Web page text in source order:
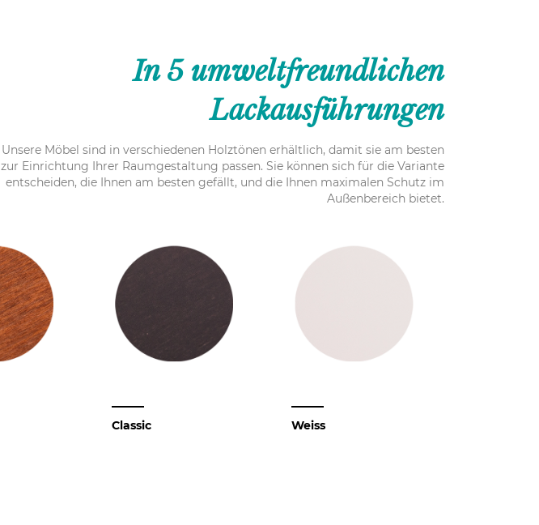
In 5 umweltfreundlichen
Lackausführungen
Unsere Möbel sind in verschiedenen Holztönen erhältlich, damit sie am besten
zur Einrichtung Ihrer Raumgestaltung passen. Sie können sich für die Variante
entscheiden, die Ihnen am besten gefällt, und die Ihnen maximalen Schutz im
Außenbereich bietet.
Classic Weiss